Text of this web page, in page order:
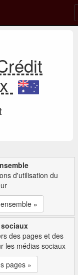
d'utilisation du
»
des pages et des
les médias sociaux
pages »